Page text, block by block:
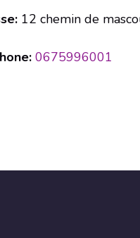
12 chemin de
0675996001